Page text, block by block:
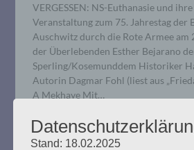
VERGESSEN: NS-Euthanasie und
Veranstaltung zum 75. Jahrestag der
Auschwitz durch die Rote Armee am
der Überlebenden Esther Bejarano
Sperling/Kosemunddem Historiker
Autorin Dagmar Fohl (liest aus
A Mekhaye Mit…
Stand: 18.02.2025